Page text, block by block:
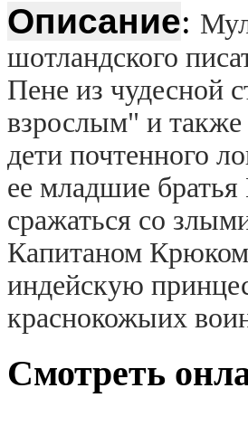
Описание:
шотландского
Пене из чудесной
взрослым" и
дети почтенного
ее младшие
сражаться со
Капитаном
индейскую
краснокожыих
Смотреть